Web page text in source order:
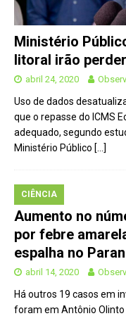
Ministério
litoral irão
abril 24, 2020
Uso de dados
que o repasse do ICMS
adequado, segundo
Ministério Público […]
CIÊNCIA
Aumento no
por febre
espalha no
abril 14, 2020
Há outros 19 casos em
foram em Antônio Olinto